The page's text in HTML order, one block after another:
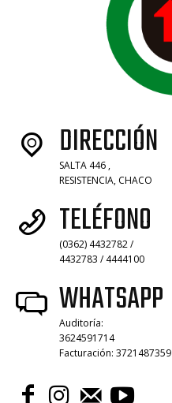
DIRECCIÓN
SALTA 446 ,
RESISTENCIA, CHACO
TELÉFONO
(0362) 4432782 /
4432783 / 4444100
WHATSAPP
Auditoría:
3624591714
Facturación: 3721487359